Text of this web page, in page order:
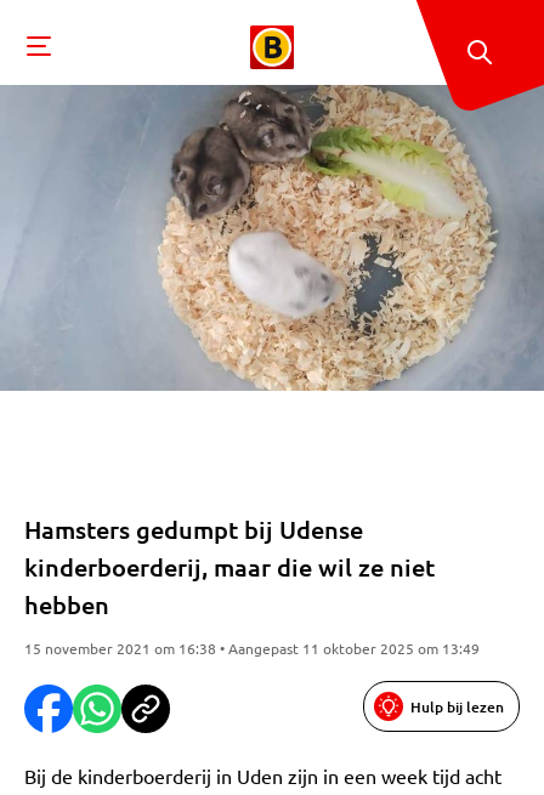
Hamsters gedumpt bij Udense
kinderboerderij, maar die wil ze niet
hebben
15 november 2021 om 16:38 • Aangepast 11 oktober 2025 om 13:49
Hulp bij lezen
Bij de kinderboerderij in Uden zijn in een week tijd acht